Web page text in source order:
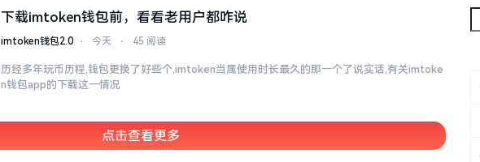
下载imtoken钱包前，看看老用户都咋说
imtoken钱包2.0 ⋅ 今天 ⋅ 45 阅读
历经多年玩币历程,钱包更换了好些个,imtoken当属使用时长最久的那一个了说实话,有关imtoke
n钱包app的下载这一情况
点击查看更多